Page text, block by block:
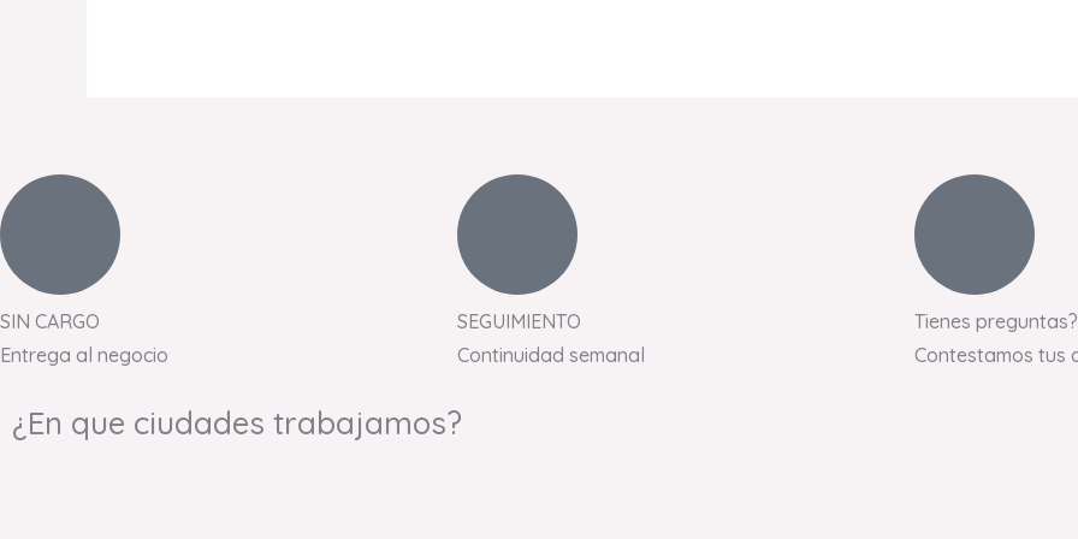
SIN CARGO
Entrega al negocio
SEGUIMIENTO
Continuidad semanal
Tienes preguntas?
Contestamos tus
¿En que ciudades trabajamos?